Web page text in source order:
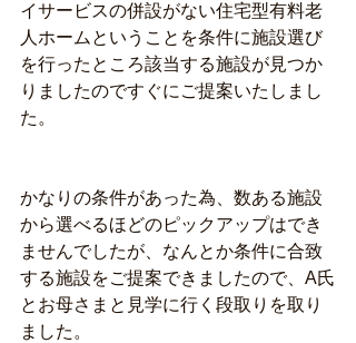
イサービスの併設がない住宅型有料老
人ホームということを条件に施設選び
を行ったところ該当する施設が見つか
りましたのですぐにご提案いたしまし
た。
かなりの条件があった為、数ある施設
から選べるほどのピックアップはでき
ませんでしたが、なんとか条件に合致
する施設をご提案できましたので、A氏
とお母さまと見学に行く段取りを取り
ました。